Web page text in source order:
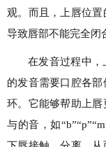
观。而且，上唇位置
导致唇部不能完全闭
在发音过程中，
的发音需要口腔各
环。它能够帮助上
与的音，如